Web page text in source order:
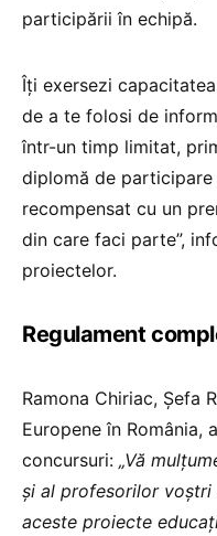
participării în echipă.
Îți exersezi
de a te folosi de
într-un timp limitat,
diplomă de
recompensat cu un
din care faci parte”,
proiectelor.
Regulament
Ramona Chiriac, Șefa
Europene în România,
concursuri: „Vă
și al profesorilor voștri
aceste proiecte